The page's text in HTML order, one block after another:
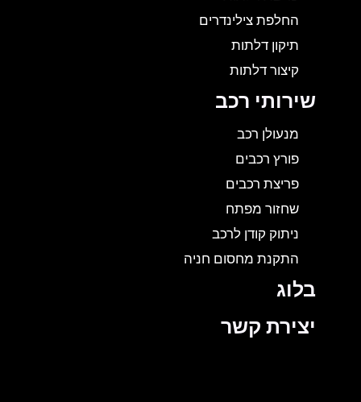
החלפת צילינדרים
תיקון דלתות
קיצור דלתות
שירותי רכב
מנעולן רכב
פורץ רכבים
פריצת רכבים
שחזור מפתח
ניתוק קודן לרכב
התקנת מחסום חניה
בלוג
יצירת קשר